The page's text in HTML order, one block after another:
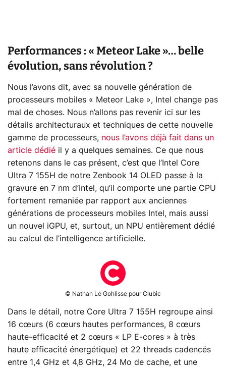
Performances : « Meteor Lake »… belle
évolution, sans révolution ?
Nous l’avons dit, avec sa nouvelle génération de
processeurs mobiles « Meteor Lake », Intel change pas
mal de choses. Nous n’allons pas revenir ici sur les
détails architecturaux et techniques de cette nouvelle
gamme de processeurs, nous l’avons déjà fait dans un
article dédié il y a quelques semaines. Ce que nous
retenons dans le cas présent, c’est que l’Intel Core
Ultra 7 155H de notre Zenbook 14 OLED passe à la
gravure en 7 nm d’Intel, qu’il comporte une partie CPU
fortement remaniée par rapport aux anciennes
générations de processeurs mobiles Intel, mais aussi
un nouvel iGPU, et, surtout, un NPU entièrement dédié
au calcul de l’intelligence artificielle.
© Nathan Le Gohlisse pour Clubic
Dans le détail, notre Core Ultra 7 155H regroupe ainsi
16 cœurs (6 cœurs hautes performances, 8 cœurs
haute-efficacité et 2 cœurs « LP E-cores » à très
haute efficacité énergétique) et 22 threads cadencés
entre 1,4 GHz et 4,8 GHz, 24 Mo de cache, et une